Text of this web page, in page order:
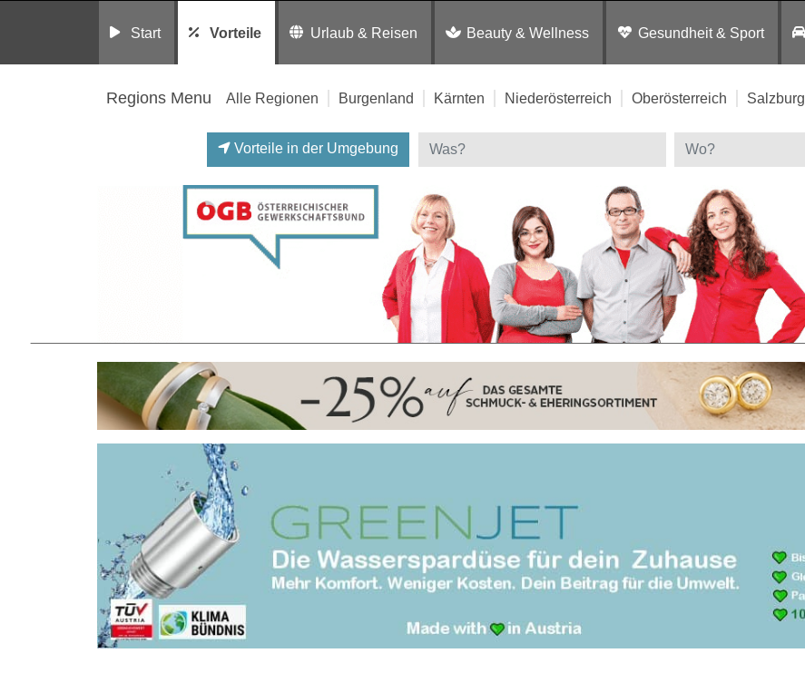
Start Vorteile Urlaub & Reisen Beauty & Wellness Gesundheit & Sport
Regions Menu Alle Regionen Burgenland Kärnten Niederösterreich Oberösterreich Salzburg
Vorteile in der Umgebung